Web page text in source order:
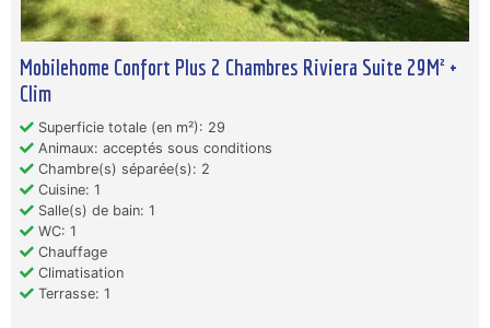
Mobilehome Confort Plus 2 Chambres Riviera Suite 29M² +
Clim
Superficie totale (en m²): 29
Animaux: acceptés sous conditions
Chambre(s) séparée(s): 2
Cuisine: 1
Salle(s) de bain: 1
WC: 1
Chauffage
Climatisation
Terrasse: 1